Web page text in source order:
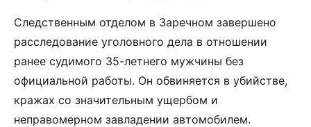
Следственным отделом в Заречном завершено
расследование уголовного дела в отношении
ранее судимого 35-летнего мужчины без
официальной работы. Он обвиняется в убийстве,
кражах со значительным ущербом и
неправомерном завладении автомобилем.